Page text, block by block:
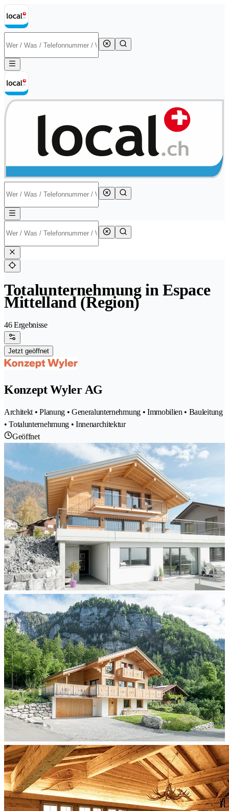
Totalunternehmung in Espace
Mittelland (Region)
46 Ergebnisse
Jetzt geöffnet
Konzept Wyler AG
Architekt • Planung • Generalunternehmung • Immobilien • Bauleitung
• Totalunternehmung • Innenarchitektur
Geöffnet